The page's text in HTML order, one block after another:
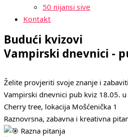
50 nijansi sive
Kontakt
Budući kvizovi
Vampirski dnevnici -
Želite provjeriti svoje znanje i
Vampirski dnevnici pub kviz 18.05.
Cherry tree, lokacija Mošćenička 1
Raznovrsna, zabavna i kreativna
Razna pitanja